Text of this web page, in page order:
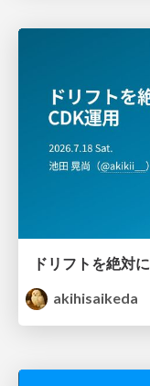
akihisaikeda